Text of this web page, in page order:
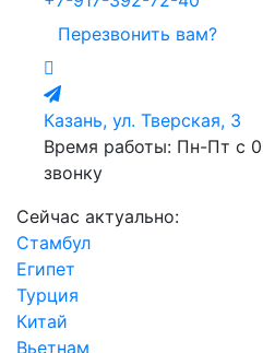
Перезвонить вам?
Казань, ул. Тверская, 3
Время работы: Пн-Пт с
звонку
Сейчас актуально:
Стамбул
Египет
Турция
Китай
Вьетнам